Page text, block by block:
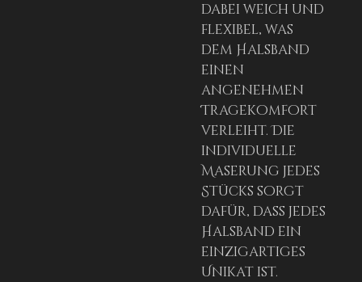
dabei weich und
flexibel, was
dem Halsband
einen
angenehmen
Tragekomfort
verleiht. Die
individuelle
Maserung jedes
Stücks sorgt
dafür, dass jedes
Halsband ein
einzigartiges
Unikat ist.